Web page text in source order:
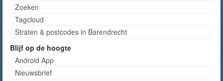
Zoeken
Tagcloud
Straten & postcodes in Barendrecht
Blijf op de hoogte
Android App
Nieuwsbrief